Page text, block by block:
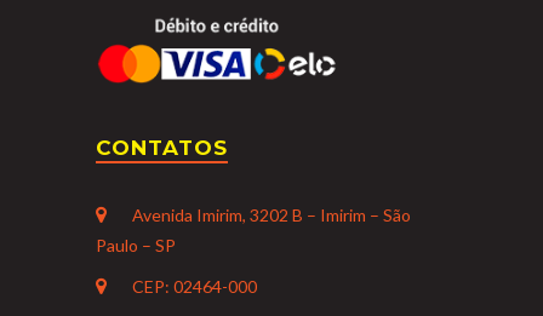
CONTATOS
Avenida Imirim, 3202 B – Imirim – São
Paulo – SP
CEP: 02464-000